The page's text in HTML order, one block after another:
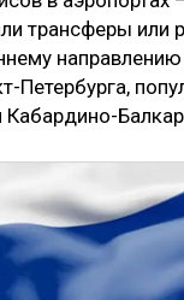
трансферы или
Петербурга,